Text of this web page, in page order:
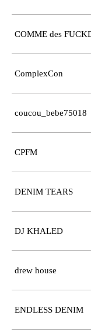
COMME des
ComplexCon
coucou_bebe75018
CPFM
DENIM TEARS
DJ KHALED
drew house
ENDLESS DENIM